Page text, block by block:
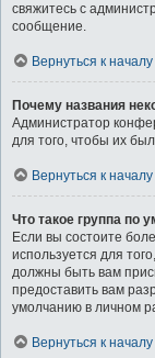
свяжитесь с
сообщение.
Вернуться к началу
Почему названия
Администратор
для того, чтобы их
Вернуться к началу
Что такое группа по
Если вы состоите
используется для
должны быть вам
предоставить вам
умолчанию в личном
Вернуться к началу